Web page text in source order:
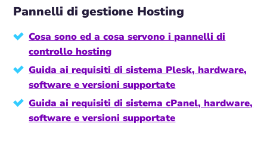
Pannelli di gestione Hosting
Cosa sono ed a cosa servono i pannelli di
controllo hosting
Guida ai requisiti di sistema Plesk, hardware,
software e versioni supportate
Guida ai requisiti di sistema cPanel, hardware,
software e versioni supportate